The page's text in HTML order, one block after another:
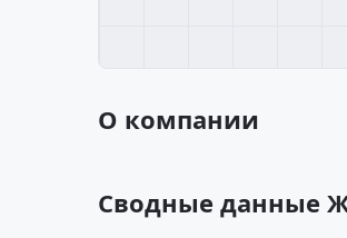
О компании
Сводные данные